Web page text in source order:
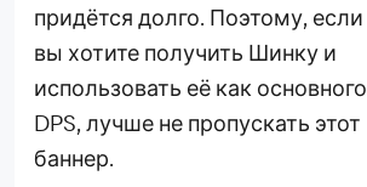
придётся долго. Поэтому, если
вы хотите получить Шинку и
использовать её как основного
DPS, лучше не пропускать этот
баннер.